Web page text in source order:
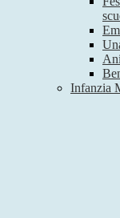
Infanzia